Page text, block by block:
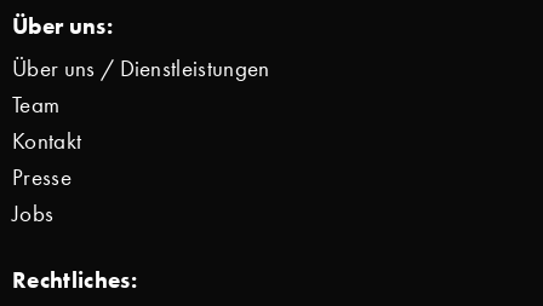
Über uns:
Über uns / Dienstleistungen
Team
Kontakt
Presse
Jobs
Rechtliches: